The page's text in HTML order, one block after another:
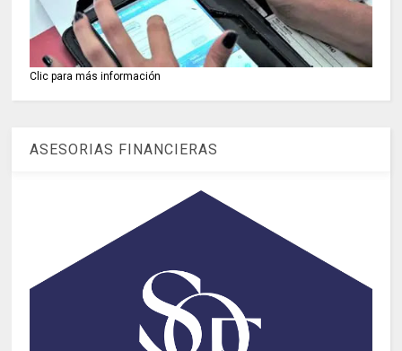
Clic para más información
ASESORIAS FINANCIERAS